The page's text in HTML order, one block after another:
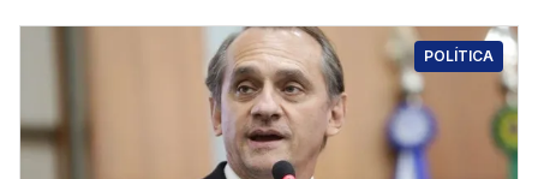
POLÍTICA